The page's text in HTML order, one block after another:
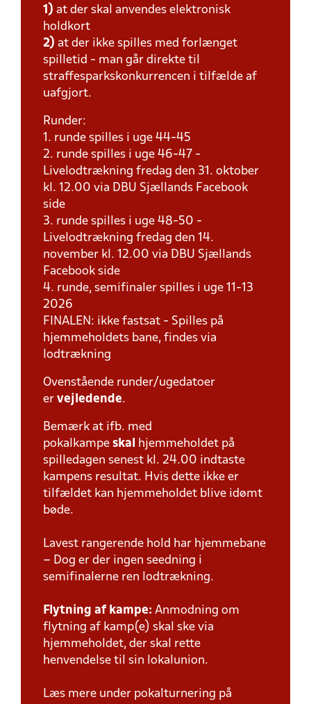
1) at der skal anvendes elektronisk
holdkort
2) at der ikke spilles med forlænget
spilletid - man går direkte til
straffesparkskonkurrencen i tilfælde af
uafgjort.
Runder:
1. runde spilles i uge 44-45
2. runde spilles i uge 46-47 -
Livelodtrækning fredag den 31. oktober
kl. 12.00 via DBU Sjællands Facebook
side
3. runde spilles i uge 48-50 -
Livelodtrækning fredag den 14.
november kl. 12.00 via DBU Sjællands
Facebook side
4. runde, semifinaler spilles i uge 11-13
2026
FINALEN: ikke fastsat - Spilles på
hjemmeholdets bane, findes via
lodtrækning
Ovenstående runder/ugedatoer
er vejledende.
Bemærk at ifb. med
pokalkampe skal
hjemmeholdet på
spilledagen senest kl. 24.00 indtaste
kampens resultat. Hvis dette ikke er
tilfældet kan hjemmeholdet blive idømt
bøde.
Lavest rangerende hold har hjemmebane
– Dog er der ingen seedning i
semifinalerne ren lodtrækning.
Flytning af kampe: Anmodning om
flytning af kamp(e) skal ske via
hjemmeholdet, der skal rette
henvendelse til sin lokalunion.
Læs mere under pokalturnering på